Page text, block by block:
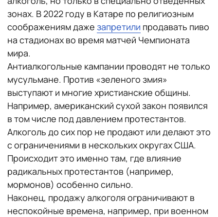
зонах. В 2022 году в Катаре по религиозным
соображениям даже запретили продавать пиво
на стадионах во время матчей Чемпионата
мира.
Антиалкогольные кампании проводят не только
мусульмане. Против «зеленого змия»
выступают и многие христианские общины.
Например, американский сухой закон появился
в том числе под давлением протестантов.
Алкоголь до сих пор не продают или делают это
с ограничениями в нескольких округах США.
Происходит это именно там, где влияние
радикальных протестантов (например,
мормонов) особенно сильно.
Наконец, продажу алкоголя ограничивают в
неспокойные времена, например, при военном